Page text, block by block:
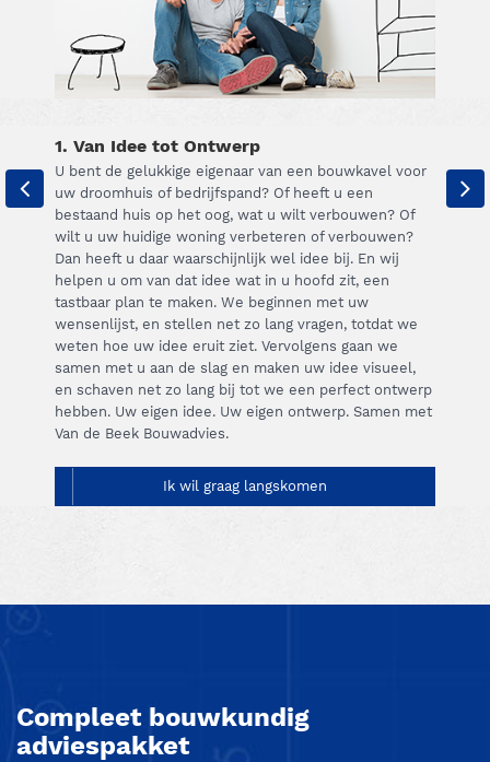
1. Van Idee tot Ontwerp
U bent de gelukkige eigenaar van een bouwkavel voor
uw droomhuis of bedrijfspand? Of heeft u een
bestaand huis op het oog, wat u wilt verbouwen? Of
wilt u uw huidige woning verbeteren of verbouwen?
Dan heeft u daar waarschijnlijk wel idee bij. En wij
helpen u om van dat idee wat in u hoofd zit, een
tastbaar plan te maken. We beginnen met uw
wensenlijst, en stellen net zo lang vragen, totdat we
weten hoe uw idee eruit ziet. Vervolgens gaan we
samen met u aan de slag en maken uw idee visueel,
en schaven net zo lang bij tot we een perfect ontwerp
hebben. Uw eigen idee. Uw eigen ontwerp. Samen met
Van de Beek Bouwadvies.
Ik wil graag langskomen
Compleet bouwkundig
adviespakket